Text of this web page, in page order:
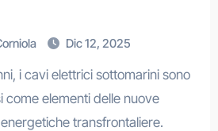
Dic 12, 2025
i cavi elettrici sottomarini sono
come elementi delle nuove
transfrontaliere.